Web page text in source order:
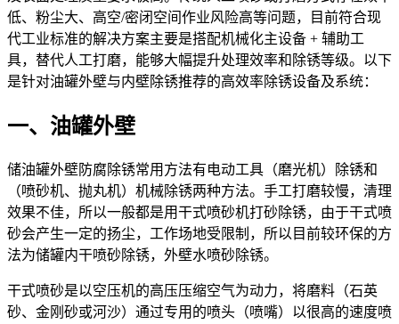
低、粉尘大、高空/密闭空间作业风险高等问题，目前符合现
代工业标准的解决方案主要是搭配机械化主设备 + 辅助工
具，替代人工打磨，能够大幅提升处理效率和除锈等级。以下
是针对油罐外壁与内壁除锈推荐的高效率除锈设备及系统：
一、油罐外壁
储油罐外壁防腐除锈常用方法有电动工具（磨光机）除锈和
（喷砂机、抛丸机）机械除锈两种方法。手工打磨较慢，清理
效果不佳，所以一般都是用干式喷砂机打砂除锈，由于干式喷
砂会产生一定的扬尘，工作场地受限制，所以目前较环保的方
法为储罐内干喷砂除锈，外壁水喷砂除锈。
干式喷砂是以空压机的高压压缩空气为动力，将磨料（石英
砂、金刚砂或河沙）通过专用的喷头（喷嘴）以很高的速度喷